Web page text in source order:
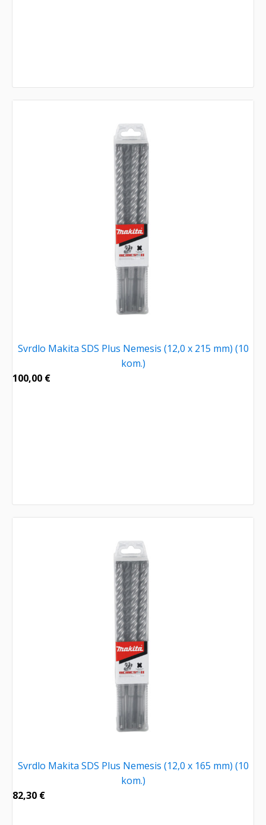
Svrdlo Makita SDS Plus Nemesis (12,0 x 215 mm) (10
kom.)
100,00 €
Svrdlo Makita SDS Plus Nemesis (12,0 x 165 mm) (10
kom.)
82,30 €